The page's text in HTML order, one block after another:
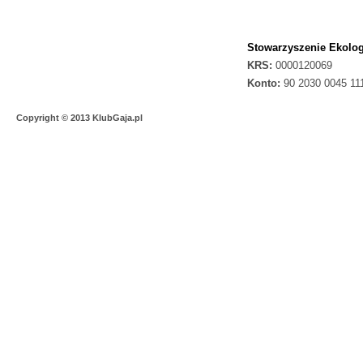
Stowarzyszenie
KRS: 0000120069
Konto: 90 2030 0045
Copyright © 2013 KlubGaja.pl